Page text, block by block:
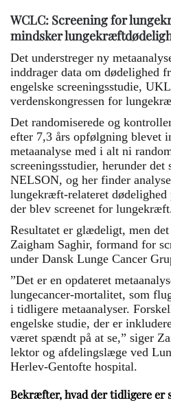
WCLC: Screening for
mindsker
Det understreger ny
inddrager data om dødelighed
engelske screeningsstudie,
verdenskongressen for
Det randomiserede og
efter 7,3 års opfølgning blevet
metaanalyse med i alt ni
screeningsstudier, herunder det
NELSON, og her finder
lungekræft-relateret dødelighed
der blev screenet for
Resultatet er glædeligt, men
Zaigham Saghir, formand for
under Dansk Lunge Cancer
”Det er en opdateret
lungecancer-mortalitet, som
i tidligere metaanalyser.
engelske studie, der er
været spændt på at se,” siger
lektor og afdelingslæge ved
Herlev-Gentofte hospital.
Bekræfter, hvad der tidligere er